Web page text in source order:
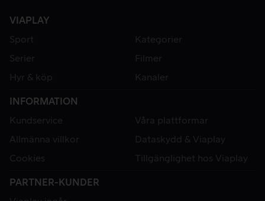
VIAPLAY
Sport
Kategorier
Serier
Filmer
Hyr & köp
Kanaler
INFORMATION
Kundservice
Våra plattformar
Allmänna villkor
Dataskydd & Viaplay
Cookies
Tillgänglighet hos Viaplay
PARTNER-KUNDER